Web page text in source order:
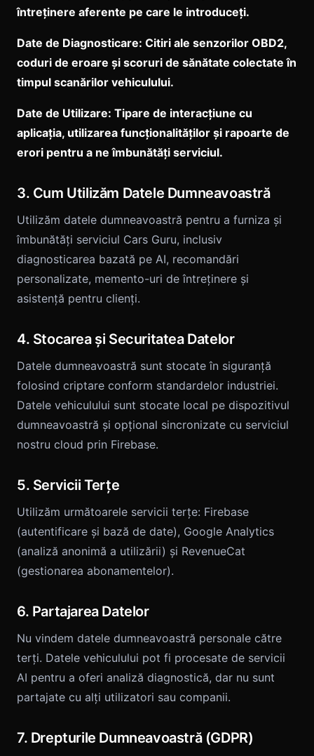
întreținere aferente pe care le introduceți.
Date de Diagnosticare: Citiri ale senzorilor OBD2,
coduri de eroare și scoruri de sănătate colectate în
timpul scanărilor vehiculului.
Date de Utilizare: Tipare de interacțiune cu
aplicația, utilizarea funcționalităților și rapoarte de
erori pentru a ne îmbunătăți serviciul.
3. Cum Utilizăm Datele Dumneavoastră
Utilizăm datele dumneavoastră pentru a furniza și
îmbunătăți serviciul Cars Guru, inclusiv
diagnosticarea bazată pe AI, recomandări
personalizate, memento-uri de întreținere și
asistență pentru clienți.
4. Stocarea și Securitatea Datelor
Datele dumneavoastră sunt stocate în siguranță
folosind criptare conform standardelor industriei.
Datele vehiculului sunt stocate local pe dispozitivul
dumneavoastră și opțional sincronizate cu serviciul
nostru cloud prin Firebase.
5. Servicii Terțe
Utilizăm următoarele servicii terțe: Firebase
(autentificare și bază de date), Google Analytics
(analiză anonimă a utilizării) și RevenueCat
(gestionarea abonamentelor).
6. Partajarea Datelor
Nu vindem datele dumneavoastră personale către
terți. Datele vehiculului pot fi procesate de servicii
AI pentru a oferi analiză diagnostică, dar nu sunt
partajate cu alți utilizatori sau companii.
7. Drepturile Dumneavoastră (GDPR)